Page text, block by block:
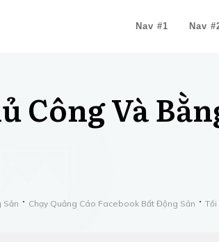
Nav #1 Nav
Công Và
Sản Chạy Quảng Cáo Facebook Bất Động Sản
Tối